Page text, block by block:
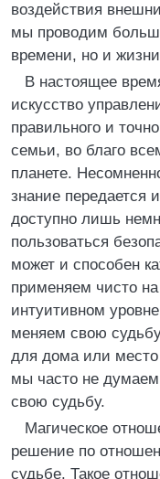
воздействия
мы проводим
времени, но и
В настоящее
искусство
правильного и
семьи, во благо
планете.
знание передается
доступно лишь
пользоваться
может и способен
применяем чисто
интуитивном
меняем свою
для дома или место
мы часто не
свою судьбу.
Магическое
решение по
судьбе. Такое